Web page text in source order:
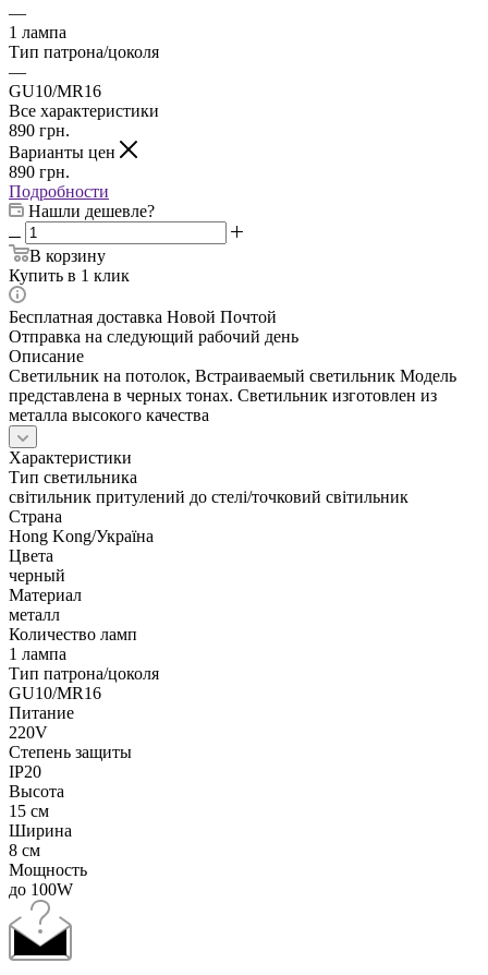
—
1 лампа
Тип патрона/цоколя
—
GU10/MR16
Все характеристики
890 грн.
Варианты цен
890 грн.
Подробности
Нашли дешевле?
В корзину
Купить в 1 клик
Бесплатная доставка Новой Почтой
Отправка на следующий рабочий день
Описание
Светильник на потолок, Встраиваемый светильник Модель
представлена в черных тонах. Светильник изготовлен из
металла высокого качества
Характеристики
Тип светильника
світильник притулений до стелі/точковий світильник
Страна
Hong Kong/Україна
Цвета
черный
Материал
металл
Количество ламп
1 лампа
Тип патрона/цоколя
GU10/MR16
Питание
220V
Степень защиты
IP20
Высота
15 см
Ширина
8 см
Мощность
до 100W